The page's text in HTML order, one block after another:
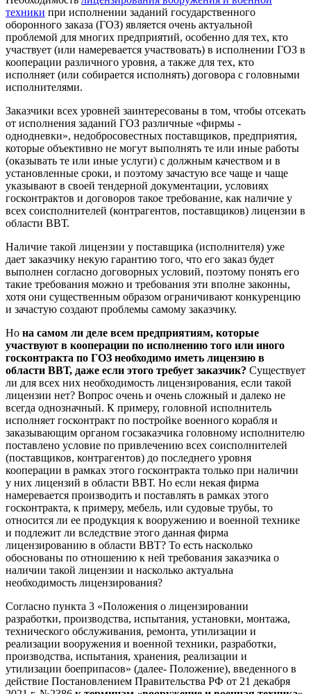
техники при исполнении заданий государственного
оборонного заказа (ГОЗ) является очень актуальной
проблемой для многих предприятий, особенно для тех, кто
участвует (или намеревается участвовать) в исполнении ГОЗ в
кооперации различного уровня, а также для тех, кто
исполняет (или собирается исполнять) договора с головными
исполнителями.
Заказчики всех уровней заинтересованы в том, чтобы отсекать
от исполнения заданий ГОЗ различные «фирмы -
однодневки», недобросовестных поставщиков, предприятия,
которые объективно не могут выполнять те или иные работы
(оказывать те или иные услуги) с должным качеством и в
установленные сроки, и поэтому зачастую все чаще и чаще
указывают в своей тендерной документации, условиях
госконтрактов и договоров такое требование, как наличие у
всех соисполнителей (контрагентов, поставщиков) лицензии в
области ВВТ.
Наличие такой лицензии у поставщика (исполнителя) уже
дает заказчику некую гарантию того, что его заказ будет
выполнен согласно договорных условий, поэтому понять его
такие требования можно и требования эти вполне законны,
хотя они существенным образом ограничивают конкуренцию
и зачастую создают проблемы самому заказчику.
Но на самом ли деле всем предприятиям, которые
участвуют в кооперации по исполнению того или иного
госконтракта по ГОЗ необходимо иметь лицензию в
области ВВТ, даже если этого требует заказчик? Существует
ли для всех них необходимость лицензирования, если такой
лицензии нет? Вопрос очень и очень сложный и далеко не
всегда однозначный. К примеру, головной исполнитель
исполняет госконтракт по постройке военного корабля и
заказывающим органом госзаказчика головному исполнителю
поставлено условие по привлечению всех соисполнителей
(поставщиков, контрагентов) до последнего уровня
кооперации в рамках этого госконтракта только при наличии
у них лицензий в области ВВТ. Но если некая фирма
намеревается производить и поставлять в рамках этого
госконтракта, к примеру, мебель, или судовые трубы, то
относится ли ее продукция к вооружению и военной технике
и подлежит ли вследствие этого данная фирма
лицензированию в области ВВТ? То есть насколько
обоснованы по отношению к ней требования заказчика о
наличии такой лицензии и насколько актуальна
необходимость лицензирования?
Согласно пункта 3 «Положения о лицензировании
разработки, производства, испытания, установки, монтажа,
технического обслуживания, ремонта, утилизации и
реализации вооружения и военной техники, разработки,
производства, испытания, хранения, реализации и
утилизации боеприпасов» (далее- Положение), введенного в
действие Постановлением Правительства РФ от 21 декабря